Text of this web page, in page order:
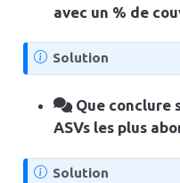
avec un % de
N
o
t
Solution
Que conclure
ASVs les plus
N
Solution